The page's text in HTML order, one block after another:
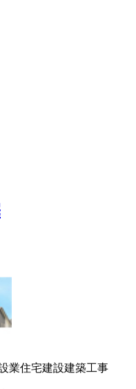
業住宅建設建築工事